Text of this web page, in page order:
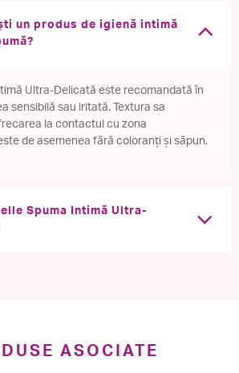
un produs de igienă intimă
Ultra-Delicată este recomandată în
sensibilă sau iritată. Textura sa
la contactul cu zona
de asemenea fără coloranți și săpun.
Spuma Intimă Ultra-
ASOCIATE